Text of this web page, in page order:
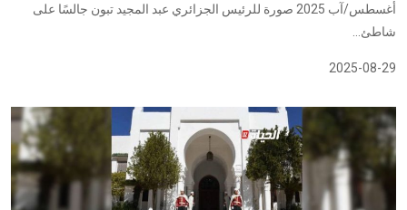
أغسطس/آب 2025 صورة للرئيس الجزائري عبد المجيد تبون جالسًا على
شاطئ...
2025-08-29